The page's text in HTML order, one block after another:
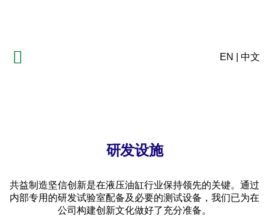
EN 中文
研发设施
共益制造坚信创新是在液压油缸行业保持领先的关键。通过
内部专用的研发试验室配备及必要的测试设备，我们已为在
公司构建创新文化做好了充分准备。